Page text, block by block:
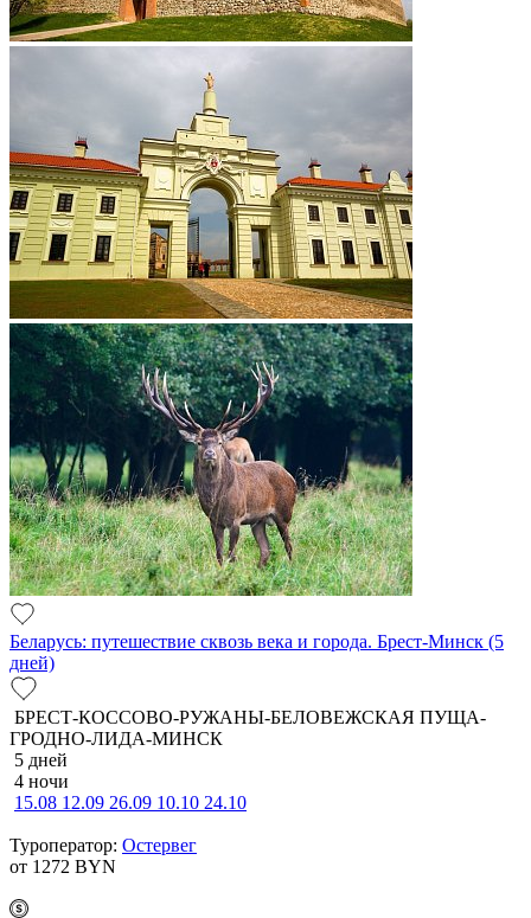
Беларусь: путешествие сквозь века и города. Брест-Минск (5
дней)
БРЕСТ-КОССОВО-РУЖАНЫ-БЕЛОВЕЖСКАЯ ПУЩА-
ГРОДНО-ЛИДА-МИНСК
5 дней
4 ночи
15.08 12.09 26.09 10.10 24.10
Туроператор: Остервег
от 1272 BYN